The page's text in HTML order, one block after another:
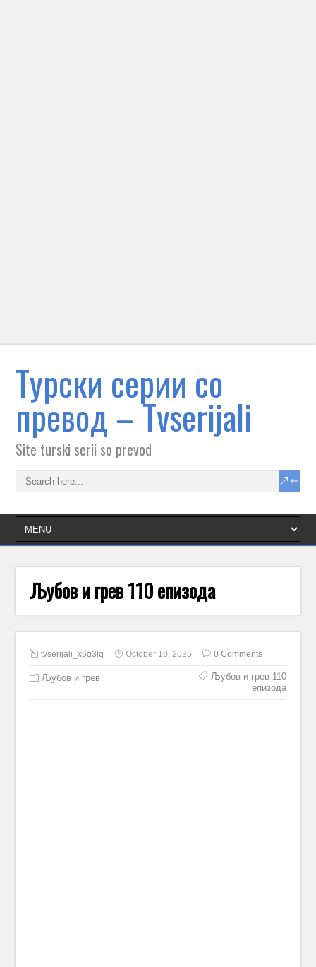
Tурски серии со
превод – Тvserijali
Site turski serii so prevod
Љубов и грев 110 епизода
tvserijali_x6g3lq October 10, 2025 0 Comments
Љубов и грев
Љубов и грев 110
епизода